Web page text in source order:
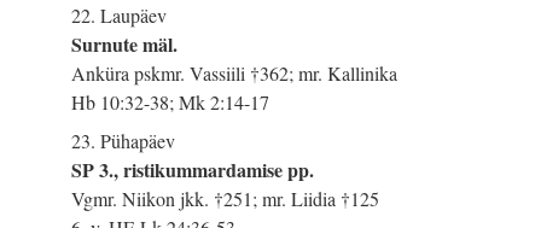
22. Laupäev
Surnute mäl.
Anküra pskmr. Vassiili †362; mr. Kallinika
Hb 10:32-38; Mk 2:14-17
23. Pühapäev
SP 3., ristikummardamise pp.
Vgmr. Niikon jkk. †251; mr. Liidia †125